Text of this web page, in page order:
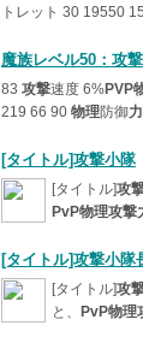
トレット 30 19550
魔族レベル50：攻
83 攻撃速度 6%PVP
219 66 90 物理防御力
[タイトル]攻撃小隊
[タイトル]攻
PvP物理攻撃
[タイトル]攻撃小隊
[タイトル]攻
と、
PvP物理